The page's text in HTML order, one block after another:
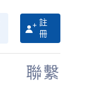
註
冊
聯繫